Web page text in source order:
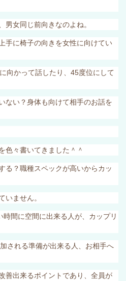
男女同じ前向きなのよね。
手に椅子の向きを女性に向けてい
向かって話したり、 45度位にして
ない？身体も向けて相手のお話を
色々書いてきました＾＾
る？職種スペックが高いからカッ
いません。
時間に空間に出来る人が、カップリ
される準備が出来る人、お相手へ
善出来るポイントであり、全員が